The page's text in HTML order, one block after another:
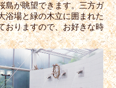
島が眺望できます。三方ガ
浴場と緑の木立に囲まれた
おりますので、お好きな時